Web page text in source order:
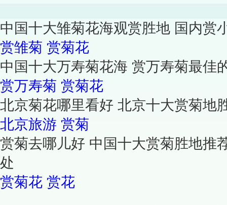
中国十大雏菊花海观赏胜地 国内赏
赏雏菊 赏菊花
中国十大万寿菊花海 赏万寿菊最佳
赏万寿菊 赏菊花
北京菊花哪里看好 北京十大赏菊地
北京旅游 赏菊
赏菊去哪儿好 中国十大赏菊胜地推
处
赏菊花 赏花